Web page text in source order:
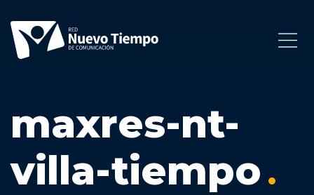
maxres-nt-
villa-tiempo